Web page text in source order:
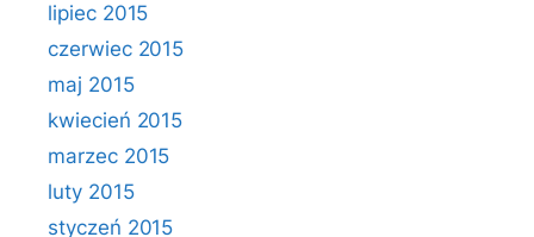
lipiec 2015
czerwiec 2015
maj 2015
kwiecień 2015
marzec 2015
luty 2015
styczeń 2015